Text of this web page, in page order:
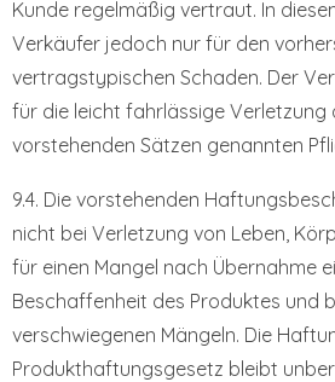
Kunde regelmäßig vertraut. In
Verkäufer jedoch nur für den
vertragstypischen Schaden. Der
für die leicht fahrlässige Verletzung
vorstehenden Sätzen genannten
9.4. Die vorstehenden
nicht bei Verletzung von Leben,
für einen Mangel nach Übernahme
Beschaffenheit des Produktes und
verschwiegenen Mängeln. Die
Produkthaftungsgesetz bleibt